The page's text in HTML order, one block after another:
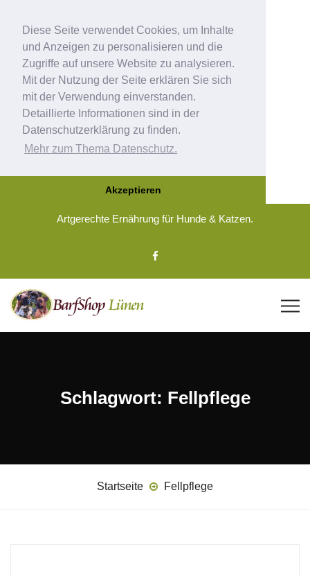
Diese Seite verwendet Cookies, um Inhalte
und Anzeigen zu personalisieren und die
Zugriffe auf unsere Website zu analysieren.
Mit der Nutzung der Seite erklären Sie sich
mit der Verwendung einverstanden.
Detaillierte Informationen sind in der
Datenschutzerklärung zu finden.
Mehr zum Thema Datenschutz.
Akzeptieren
Artgerechte Ernährung für Hunde & Katzen.
Schlagwort: Fellpflege
Startseite Fellpflege